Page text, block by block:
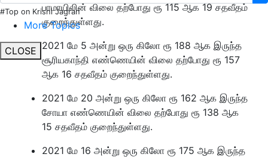
#Top on Krishi Jagran
More Topics
CLOSE
பாமாயிலின் விலை தற்போது ரூ 115 ஆக 19 சதவீதம்
குறைந்துள்ளது.
2021 மே 5 அன்று ஒரு கிலோ ரூ 188 ஆக இருந்த
சூரியகாந்தி எண்ணெயின் விலை தற்போது ரூ 157
ஆக 16 சதவீதம் குறைந்துள்ளது.
2021 மே 20 அன்று ஒரு கிலோ ரூ 162 ஆக இருந்த
சோயா எண்ணெயின் விலை தற்போது ரூ 138 ஆக
15 சதவீதம் குறைந்துள்ளது.
2021 மே 16 அன்று ஒரு கிலோ ரூ 175 ஆக இருந்த